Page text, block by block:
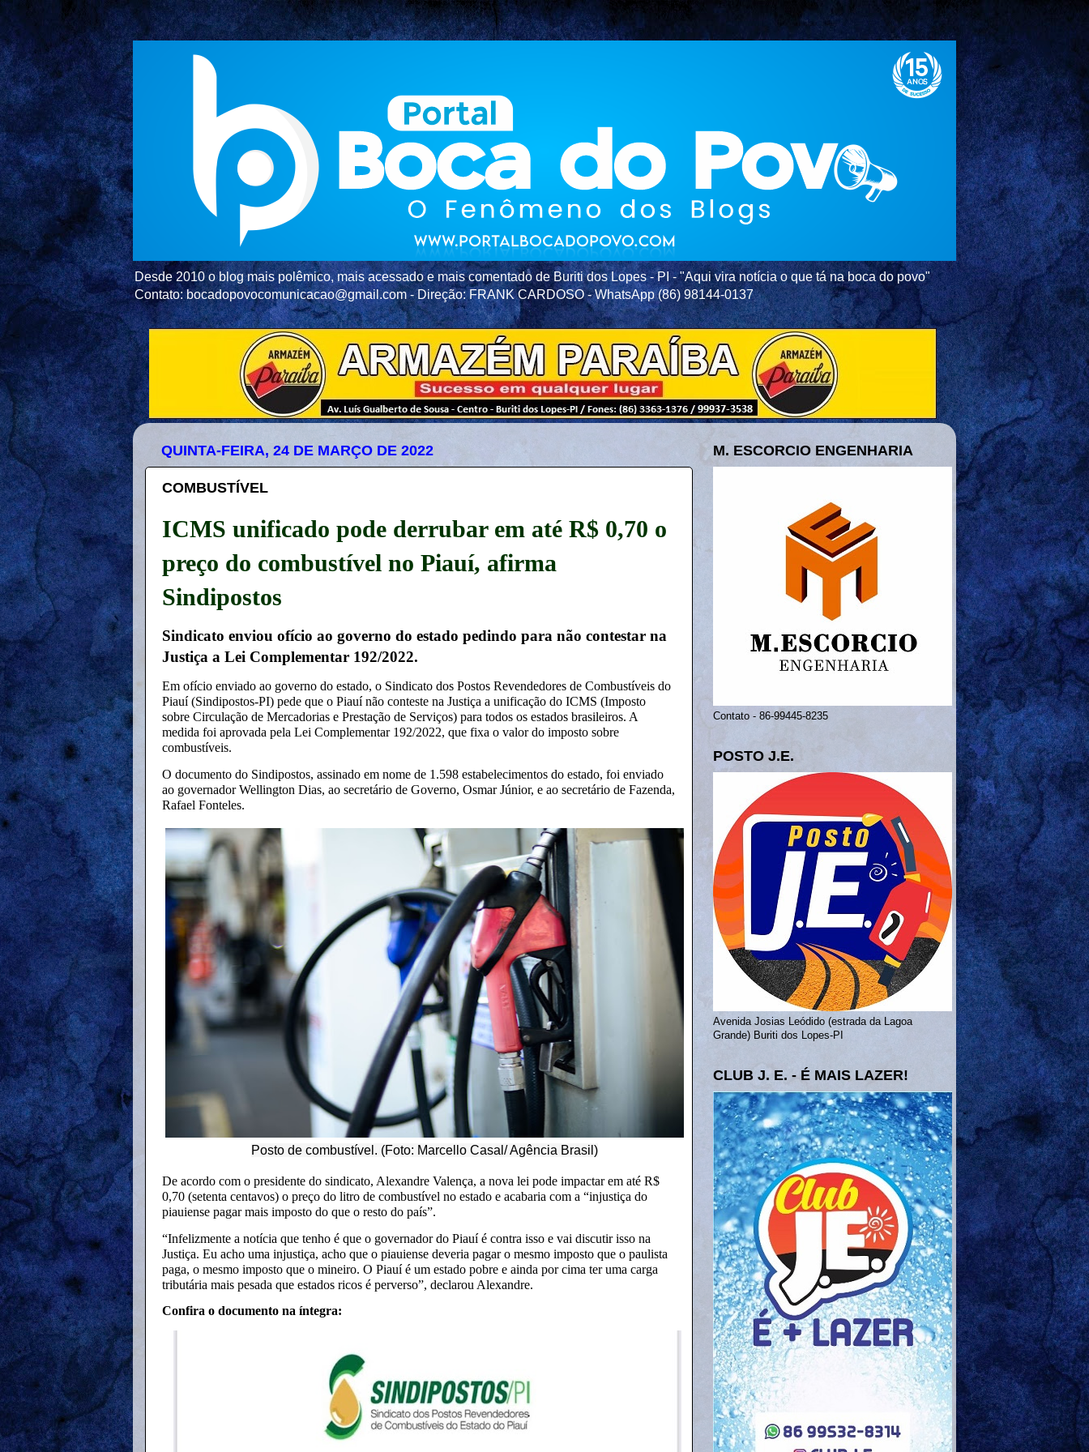
Desde 2010 o blog mais polêmico, mais acessado e mais comentado de Buriti dos Lopes - PI - "Aqui vira notícia o que tá na boca do povo"
Contato: bocadopovocomunicacao@gmail.com - Direção: FRANK CARDOSO - WhatsApp (86) 98144-0137
QUINTA-FEIRA, 24 DE MARÇO DE 2022
COMBUSTÍVEL
ICMS unificado pode derrubar em até R$ 0,70 o
preço do combustível no Piauí, afirma
Sindipostos
Sindicato enviou ofício ao governo do estado pedindo para não contestar na
Justiça a Lei Complementar 192/2022.
Em ofício enviado ao governo do estado, o Sindicato dos Postos Revendedores de Combustíveis do
Piauí (Sindipostos-PI) pede que o Piauí não conteste na Justiça a unificação do ICMS (Imposto
sobre Circulação de Mercadorias e Prestação de Serviços) para todos os estados brasileiros. A
medida foi aprovada pela Lei Complementar 192/2022, que fixa o valor do imposto sobre
combustíveis.
O documento do Sindipostos, assinado em nome de 1.598 estabelecimentos do estado, foi enviado
ao governador Wellington Dias, ao secretário de Governo, Osmar Júnior, e ao secretário de Fazenda,
Rafael Fonteles.
Posto de combustível. (Foto: Marcello Casal/ Agência Brasil)
De acordo com o presidente do sindicato, Alexandre Valença, a nova lei pode impactar em até R$
0,70 (setenta centavos) o preço do litro de combustível no estado e acabaria com a “injustiça do
piauiense pagar mais imposto do que o resto do país”.
“Infelizmente a notícia que tenho é que o governador do Piauí é contra isso e vai discutir isso na
Justiça. Eu acho uma injustiça, acho que o piauiense deveria pagar o mesmo imposto que o paulista
paga, o mesmo imposto que o mineiro. O Piauí é um estado pobre e ainda por cima ter uma carga
tributária mais pesada que estados ricos é perverso”, declarou Alexandre.
Confira o documento na íntegra:
M. ESCORCIO ENGENHARIA
Contato - 86-99445-8235
POSTO J.E.
Avenida Josias Leódido (estrada da Lagoa
Grande) Buriti dos Lopes-PI
CLUB J. E. - É MAIS LAZER!